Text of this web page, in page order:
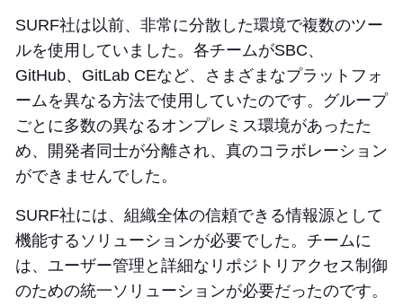
SURF社は以前、非常に分散した環境で複数のツー
ルを使用していました。各チームがSBC、
GitHub、GitLab CEなど、さまざまなプラットフォ
ームを異なる方法で使用していたのです。グループ
ごとに多数の異なるオンプレミス環境があったた
め、開発者同士が分離され、真のコラボレーション
ができませんでした。
SURF社には、組織全体の信頼できる情報源として
機能するソリューションが必要でした。チームに
は、ユーザー管理と詳細なリポジトリアクセス制御
のための統一ソリューションが必要だったのです。